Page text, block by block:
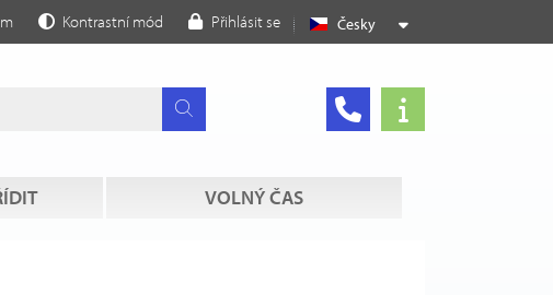
Česky
Kontrastní mód Přihlásit se
VOLNÝ ČAS